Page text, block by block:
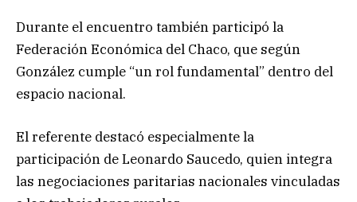
Durante el encuentro también participó la
Federación Económica del Chaco, que según
González cumple “un rol fundamental” dentro del
espacio nacional.
El referente destacó especialmente la
participación de Leonardo Saucedo, quien integra
las negociaciones paritarias nacionales vinculadas